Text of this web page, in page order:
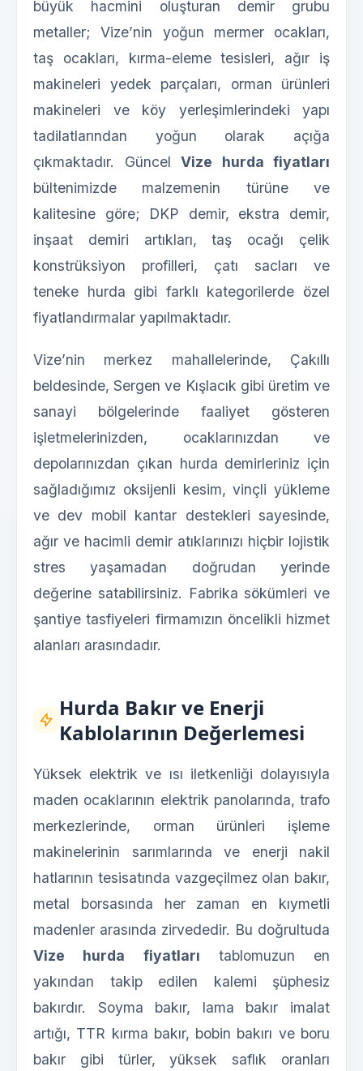
büyük hacmini oluşturan demir grubu
metaller; Vize’nin yoğun mermer ocakları,
taş ocakları, kırma-eleme tesisleri, ağır iş
makineleri yedek parçaları, orman ürünleri
makineleri ve köy yerleşimlerindeki yapı
tadilatlarından yoğun olarak açığa
çıkmaktadır. Güncel Vize hurda fiyatları
bültenimizde malzemenin türüne ve
kalitesine göre; DKP demir, ekstra demir,
inşaat demiri artıkları, taş ocağı çelik
konstrüksiyon profilleri, çatı sacları ve
teneke hurda gibi farklı kategorilerde özel
fiyatlandırmalar yapılmaktadır.
Vize’nin merkez mahallelerinde, Çakıllı
beldesinde, Sergen ve Kışlacık gibi üretim ve
sanayi bölgelerinde faaliyet gösteren
işletmelerinizden, ocaklarınızdan ve
depolarınızdan çıkan hurda demirleriniz için
sağladığımız oksijenli kesim, vinçli yükleme
ve dev mobil kantar destekleri sayesinde,
ağır ve hacimli demir atıklarınızı hiçbir lojistik
stres yaşamadan doğrudan yerinde
değerine satabilirsiniz. Fabrika sökümleri ve
şantiye tasfiyeleri firmamızın öncelikli hizmet
alanları arasındadır.
Hurda Bakır ve Enerji
Kablolarının Değerlemesi
Yüksek elektrik ve ısı iletkenliği dolayısıyla
maden ocaklarının elektrik panolarında, trafo
merkezlerinde, orman ürünleri işleme
makinelerinin sarımlarında ve enerji nakil
hatlarının tesisatında vazgeçilmez olan bakır,
metal borsasında her zaman en kıymetli
madenler arasında zirvededir. Bu doğrultuda
Vize hurda fiyatları tablomuzun en
yakından takip edilen kalemi şüphesiz
bakırdır. Soyma bakır, lama bakır imalat
artığı, TTR kırma bakır, bobin bakırı ve boru
bakır gibi türler, yüksek saflık oranları